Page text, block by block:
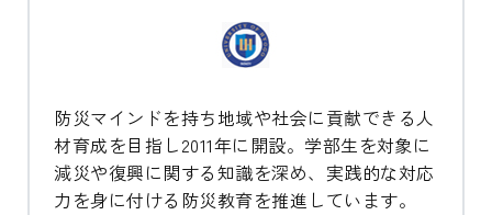
防災マインドを持ち地域や社会に貢献できる人
材育成を目指し2011年に開設。学部生を対象に
減災や復興に関する知識を深め、実践的な対応
力を身に付ける防災教育を推進しています。